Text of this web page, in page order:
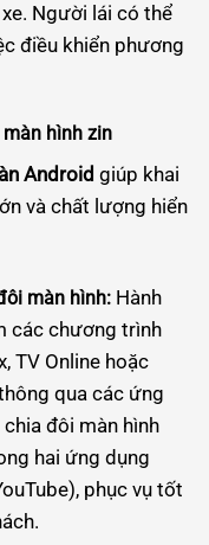
Người lái có thể
điều khiển phương
hình zin
Android giúp khai
và chất lượng hiển
màn hình:Hành
các chương trình
TV Online hoặc
qua các ứng
đôi màn hình
hai ứng dụng
phục vụ tốt